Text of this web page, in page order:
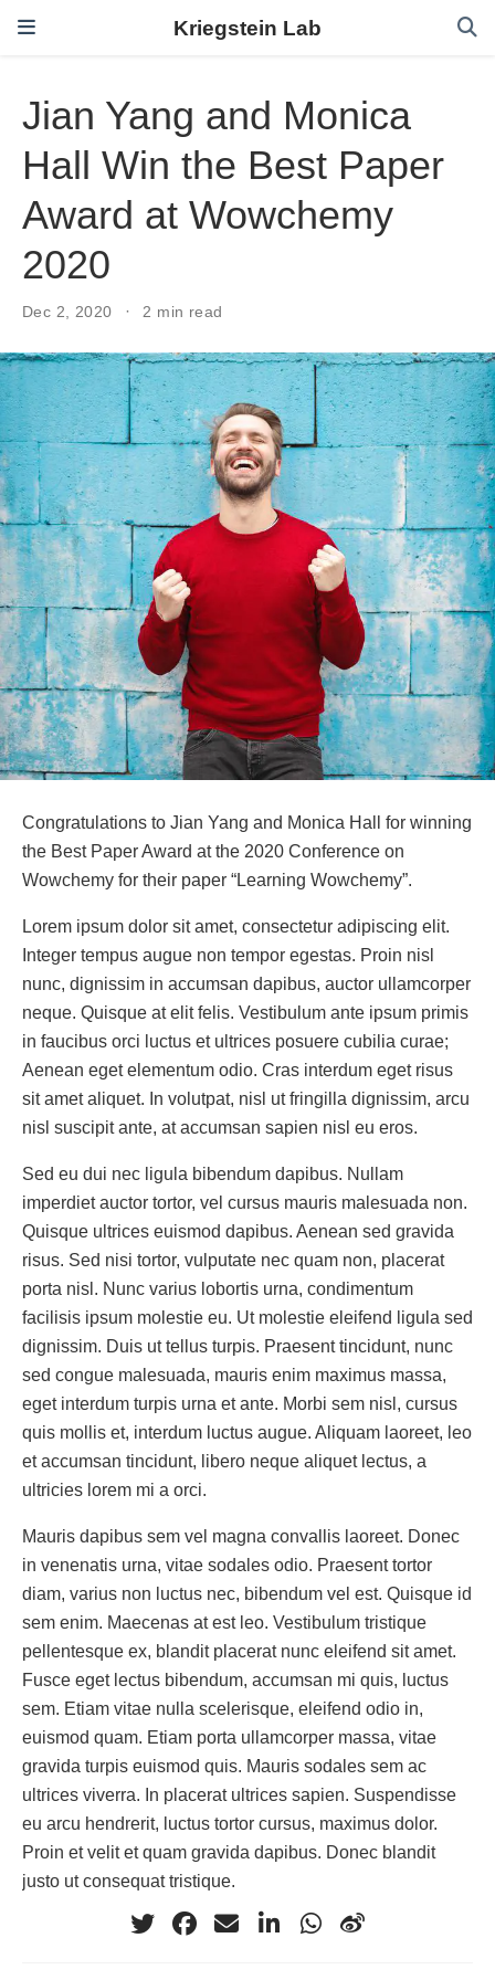
Kriegstein Lab
Jian Yang and Monica
Hall Win the Best Paper
Award at Wowchemy
2020
Dec 2, 2020 2 min read
Congratulations to Jian Yang and Monica Hall for winning
the Best Paper Award at the 2020 Conference on
Wowchemy for their paper “Learning Wowchemy”.
Lorem ipsum dolor sit amet, consectetur adipiscing elit.
Integer tempus augue non tempor egestas. Proin nisl
nunc, dignissim in accumsan dapibus, auctor ullamcorper
neque. Quisque at elit felis. Vestibulum ante ipsum primis
in faucibus orci luctus et ultrices posuere cubilia curae;
Aenean eget elementum odio. Cras interdum eget risus
sit amet aliquet. In volutpat, nisl ut fringilla dignissim, arcu
nisl suscipit ante, at accumsan sapien nisl eu eros.
Sed eu dui nec ligula bibendum dapibus. Nullam
imperdiet auctor tortor, vel cursus mauris malesuada non.
Quisque ultrices euismod dapibus. Aenean sed gravida
risus. Sed nisi tortor, vulputate nec quam non, placerat
porta nisl. Nunc varius lobortis urna, condimentum
facilisis ipsum molestie eu. Ut molestie eleifend ligula sed
dignissim. Duis ut tellus turpis. Praesent tincidunt, nunc
sed congue malesuada, mauris enim maximus massa,
eget interdum turpis urna et ante. Morbi sem nisl, cursus
quis mollis et, interdum luctus augue. Aliquam laoreet, leo
et accumsan tincidunt, libero neque aliquet lectus, a
ultricies lorem mi a orci.
Mauris dapibus sem vel magna convallis laoreet. Donec
in venenatis urna, vitae sodales odio. Praesent tortor
diam, varius non luctus nec, bibendum vel est. Quisque id
sem enim. Maecenas at est leo. Vestibulum tristique
pellentesque ex, blandit placerat nunc eleifend sit amet.
Fusce eget lectus bibendum, accumsan mi quis, luctus
sem. Etiam vitae nulla scelerisque, eleifend odio in,
euismod quam. Etiam porta ullamcorper massa, vitae
gravida turpis euismod quis. Mauris sodales sem ac
ultrices viverra. In placerat ultrices sapien. Suspendisse
eu arcu hendrerit, luctus tortor cursus, maximus dolor.
Proin et velit et quam gravida dapibus. Donec blandit
justo ut consequat tristique.